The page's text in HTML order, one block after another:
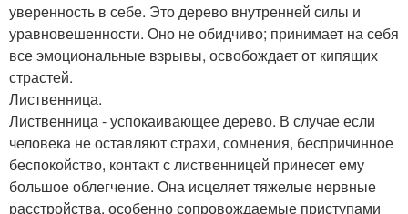
уверенность в себе. Это дерево внутренней силы и
уравновешенности. Оно не обидчиво; принимает на себя
все эмоциональные взрывы, освобождает от кипящих
страстей.
Лиственница.
Лиственница - успокаивающее дерево. В случае если
человека не оставляют страхи, сомнения, беспричинное
беспокойство, контакт с лиственницей принесет ему
большое облегчение. Она исцеляет тяжелые нервные
расстройства, особенно сопровождаемые приступами